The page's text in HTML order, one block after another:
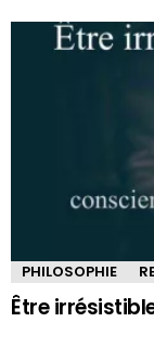
PHILOSOPHIE
Être